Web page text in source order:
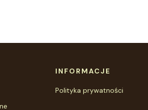
INFORMACJE
Polityka prywatności